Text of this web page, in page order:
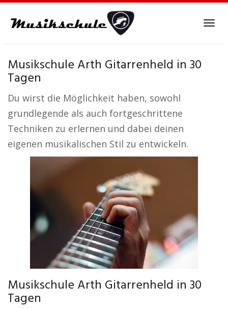
Musikschule Arth Gitarrenheld in 30
Tagen
Du wirst die Möglichkeit haben, sowohl
grundlegende als auch fortgeschrittene
Techniken zu erlernen und dabei deinen
eigenen musikalischen Stil zu entwickeln.
Musikschule Arth Gitarrenheld in 30
Tagen